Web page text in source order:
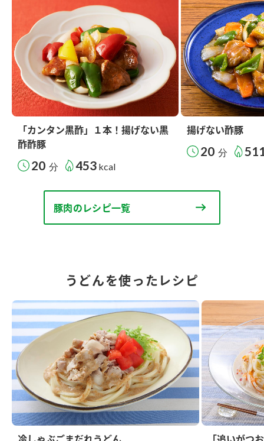
「カンタン黒酢」１本！揚げない黒
酢酢豚
20 分 453 kcal
揚げない酢豚
20 分
豚肉のレシピ一覧
うどんを使ったレシピ